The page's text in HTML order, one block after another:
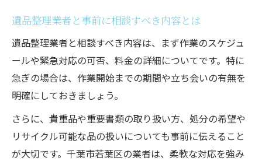
遺品整理業者と事前に相談すべき内容とは
遺品整理業者と相談すべき内容は、まず作業のスケジュ
ールや緊急対応の可否、料金の詳細についてです。特に
急ぎの場合は、作業開始までの期間や立ち会いの有無を
明確にしておきましょう。
さらに、貴重品や重要書類の取り扱い方、処分の希望や
リサイクル可能な品の扱いについても事前に伝えること
が大切です。千葉市若葉区の業者は、柔軟な対応を強み